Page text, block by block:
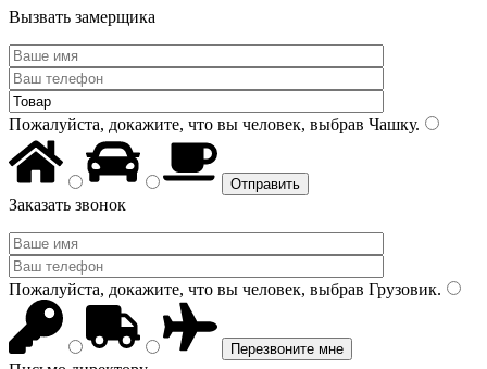
Вызвать замерщика
Пожалуйста, докажите, что вы человек, выбрав Чашку.
Заказать звонок
Пожалуйста, докажите, что вы человек, выбрав Грузовик.